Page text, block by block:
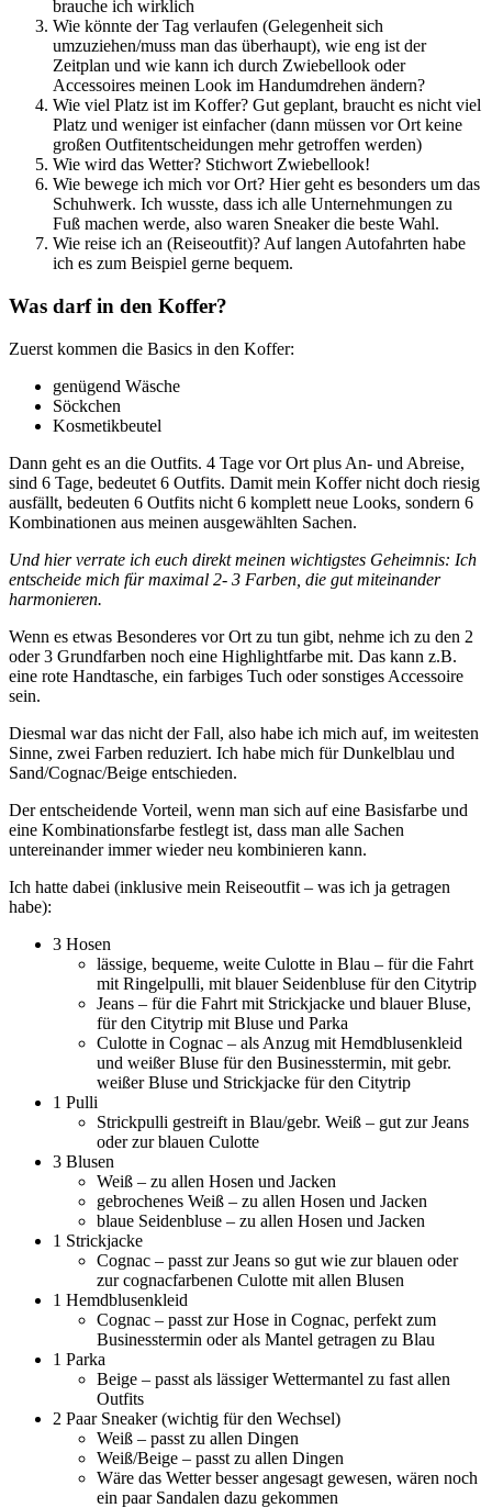
brauche ich wirklich
Wie könnte der Tag verlaufen (Gelegenheit sich
umzuziehen/muss man das überhaupt), wie eng ist der
Zeitplan und wie kann ich durch Zwiebellook oder
Accessoires meinen Look im Handumdrehen ändern?
Wie viel Platz ist im Koffer? Gut geplant, braucht es nicht viel
Platz und weniger ist einfacher (dann müssen vor Ort keine
großen Outfitentscheidungen mehr getroffen werden)
Wie wird das Wetter? Stichwort Zwiebellook!
Wie bewege ich mich vor Ort? Hier geht es besonders um das
Schuhwerk. Ich wusste, dass ich alle Unternehmungen zu
Fuß machen werde, also waren Sneaker die beste Wahl.
Wie reise ich an (Reiseoutfit)? Auf langen Autofahrten habe
ich es zum Beispiel gerne bequem.
Was darf in den Koffer?
Zuerst kommen die Basics in den Koffer:
genügend Wäsche
Söckchen
Kosmetikbeutel
Dann geht es an die Outfits. 4 Tage vor Ort plus An- und Abreise,
sind 6 Tage, bedeutet 6 Outfits. Damit mein Koffer nicht doch riesig
ausfällt, bedeuten 6 Outfits nicht 6 komplett neue Looks, sondern 6
Kombinationen aus meinen ausgewählten Sachen.
Und hier verrate ich euch direkt meinen wichtigstes Geheimnis: Ich
entscheide mich für maximal 2- 3 Farben, die gut miteinander
harmonieren.
Wenn es etwas Besonderes vor Ort zu tun gibt, nehme ich zu den 2
oder 3 Grundfarben noch eine Highlightfarbe mit. Das kann z.B.
eine rote Handtasche, ein farbiges Tuch oder sonstiges Accessoire
sein.
Diesmal war das nicht der Fall, also habe ich mich auf, im weitesten
Sinne, zwei Farben reduziert. Ich habe mich für Dunkelblau und
Sand/Cognac/Beige entschieden.
Der entscheidende Vorteil, wenn man sich auf eine Basisfarbe und
eine Kombinationsfarbe festlegt ist, dass man alle Sachen
untereinander immer wieder neu kombinieren kann.
Ich hatte dabei (inklusive mein Reiseoutfit – was ich ja getragen
habe):
3 Hosen
lässige, bequeme, weite Culotte in Blau – für die Fahrt
mit Ringelpulli, mit blauer Seidenbluse für den Citytrip
Jeans – für die Fahrt mit Strickjacke und blauer Bluse,
für den Citytrip mit Bluse und Parka
Culotte in Cognac – als Anzug mit Hemdblusenkleid
und weißer Bluse für den Businesstermin, mit gebr.
weißer Bluse und Strickjacke für den Citytrip
1 Pulli
Strickpulli gestreift in Blau/gebr. Weiß – gut zur Jeans
oder zur blauen Culotte
3 Blusen
Weiß – zu allen Hosen und Jacken
gebrochenes Weiß – zu allen Hosen und Jacken
blaue Seidenbluse – zu allen Hosen und Jacken
1 Strickjacke
Cognac – passt zur Jeans so gut wie zur blauen oder
zur cognacfarbenen Culotte mit allen Blusen
1 Hemdblusenkleid
Cognac – passt zur Hose in Cognac, perfekt zum
Businesstermin oder als Mantel getragen zu Blau
1 Parka
Beige – passt als lässiger Wettermantel zu fast allen
Outfits
2 Paar Sneaker (wichtig für den Wechsel)
Weiß – passt zu allen Dingen
Weiß/Beige – passt zu allen Dingen
Wäre das Wetter besser angesagt gewesen, wären noch
ein paar Sandalen dazu gekommen